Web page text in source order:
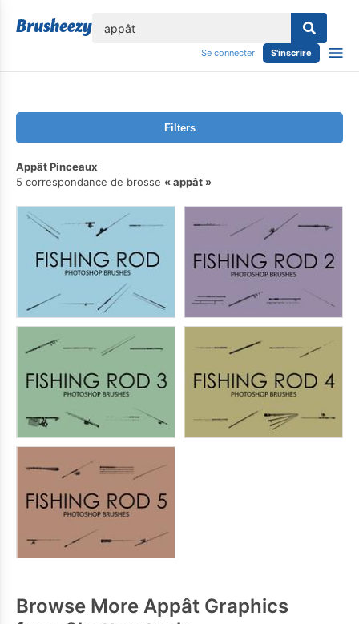
Se connecter S'inscrire
Filters
Appât Pinceaux
5 correspondance de brosse
appât
Browse More Appât Graphics